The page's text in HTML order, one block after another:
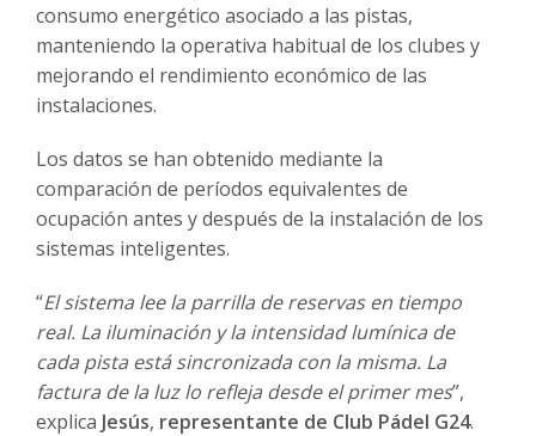
consumo energético asociado a las pistas,
manteniendo la operativa habitual de los clubes y
mejorando el rendimiento económico de las
instalaciones.
Los datos se han obtenido mediante la
comparación de períodos equivalentes de
ocupación antes y después de la instalación de los
sistemas inteligentes.
“El sistema lee la parrilla de reservas en tiempo
real. La iluminación y la intensidad lumínica de
cada pista está sincronizada con la misma. La
factura de la luz lo refleja desde el primer mes”,
explica Jesús, representante de Club Pádel G24.